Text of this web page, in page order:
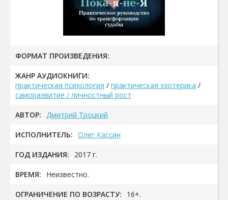
ФОРМАТ ПРОИЗВЕДЕНИЯ:
ЖАНР АУДИОКНИГИ:
практическая психология / практическая эзотерика /
саморазвитие / личностный рост
АВТОР: Дмитрий Троцкий
ИСПОЛНИТЕЛЬ: Олег Кассин
ГОД ИЗДАНИЯ: 2017 г.
ВРЕМЯ: Неизвестно.
ОГРАНИЧЕНИЕ ПО ВОЗРАСТУ: 16+.